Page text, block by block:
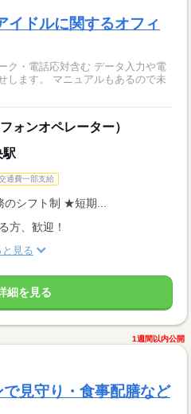
イドルに関するオフィ
対含む データ入力や電
します。 マニュアルもあるので未
ォンオペレーター）
駅
通費一部支給
シフト制 ★短期...
方、歓迎！
と見る
細を見る
1週間以内公開
見守り・食事配膳など